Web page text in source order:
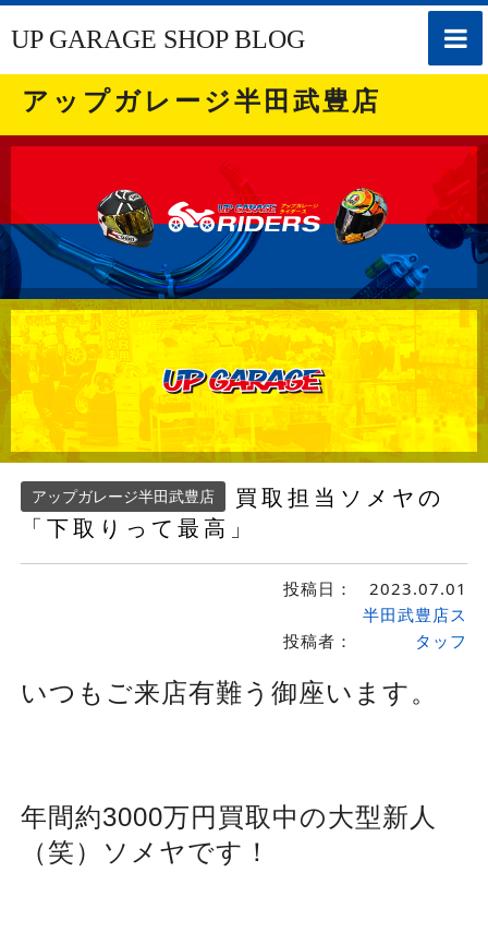
toggle
UP GARAGE SHOP BLOG
アップガレージ半田武豊店
アップガレージ半田武豊店
買取担当ソメヤの
「下取りって最高」
投稿日： 2023.07.01
投稿者：
半田武豊店ス
タッフ
いつもご来店有難う御座います。
年間約3000万円買取中の大型新人
（笑）ソメヤです！